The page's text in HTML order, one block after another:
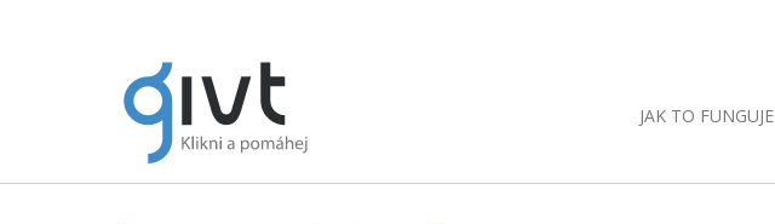
JAK TO FUNGUJE